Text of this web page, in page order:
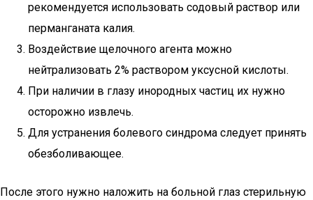
рекомендуется использовать содовый раствор или
перманганата калия.
Воздействие щелочного агента можно
нейтрализовать 2% раствором уксусной кислоты.
При наличии в глазу инородных частиц их нужно
осторожно извлечь.
Для устранения болевого синдрома следует принять
обезболивающее.
После этого нужно наложить на больной глаз стерильную